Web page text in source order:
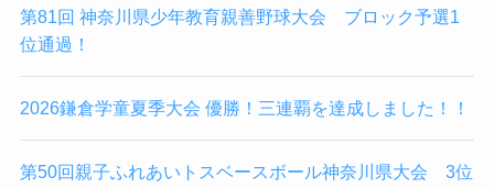
第81回 神奈川県少年教育親善野球大会 ブロック予選1
位通過！
2026鎌倉学童夏季大会 優勝！三連覇を達成しました！！
第50回親子ふれあいトスベースボール神奈川県大会 3位